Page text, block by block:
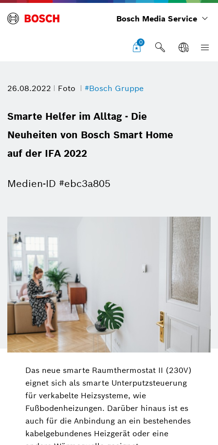
Bosch Media Service
0
26.08.2022 Foto #Bosch Gruppe
Smarte Helfer im Alltag - Die
Neuheiten von Bosch Smart Home
auf der IFA 2022
Medien-ID #ebc3a805
Das neue smarte Raumthermostat II (230V)
eignet sich als smarte Unterputzsteuerung
für verkabelte Heizsysteme, wie
Fußbodenheizungen. Darüber hinaus ist es
auch für die Anbindung an ein bestehendes
kabelgebundenes Heizgerät oder eine